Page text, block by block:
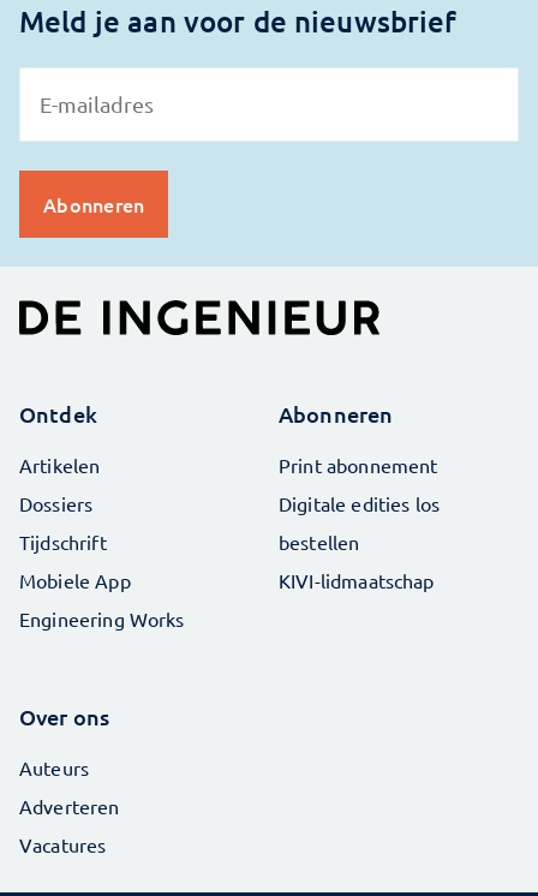
Meld je aan voor de nieuwsbrief
Ontdek
Artikelen
Dossiers
Tijdschrift
Mobiele App
Engineering Works
Abonneren
Print abonnement
Digitale edities los
bestellen
KIVI-lidmaatschap
Over ons
Auteurs
Adverteren
Vacatures